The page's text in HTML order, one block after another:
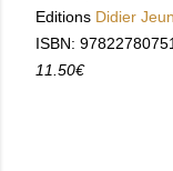
Editions Didier
ISBN:
11.50€